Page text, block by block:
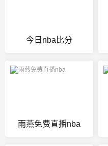
今日nba比分
雨燕免费直播nba